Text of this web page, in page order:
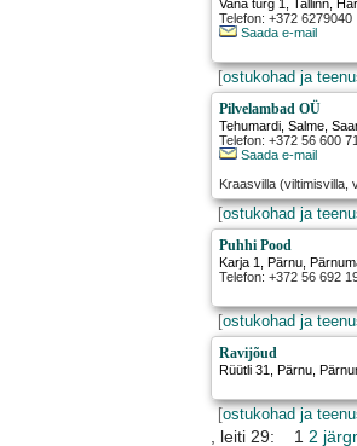
Vana turg 1 ,Tallinn ,
Telefon: +372 6279040
Saada e-mail
[ostukohad ja
Pilvelambad OÜ
Tehumardi ,Salme ,
Telefon: +372 56 600
Saada e-mail
Kraasvilla (viltimisvilla,
[ostukohad ja
Puhhi Pood
Karja 1 Pärnu ,
Telefon: +372 56 692
[ostukohad ja
Ravijõud
Rüütli 31 Pärnu ,
[ostukohad ja
, leiti 29: 1 2